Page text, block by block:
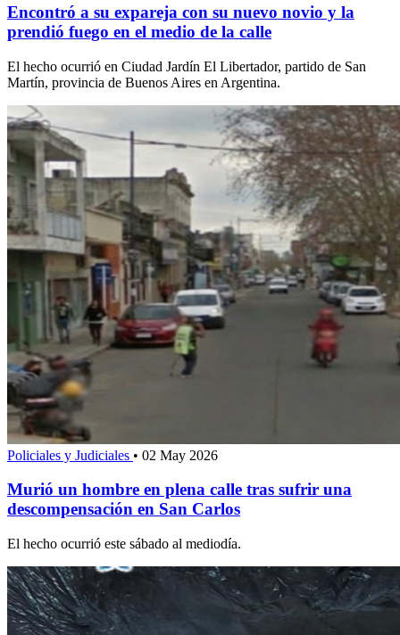
Encontró a su expareja con su nuevo novio y la
prendió fuego en el medio de la calle
El hecho ocurrió en Ciudad Jardín El Libertador, partido de San
Martín, provincia de Buenos Aires en Argentina.
Policiales y Judiciales • 02 May 2026
Murió un hombre en plena calle tras sufrir una
descompensación en San Carlos
El hecho ocurrió este sábado al mediodía.